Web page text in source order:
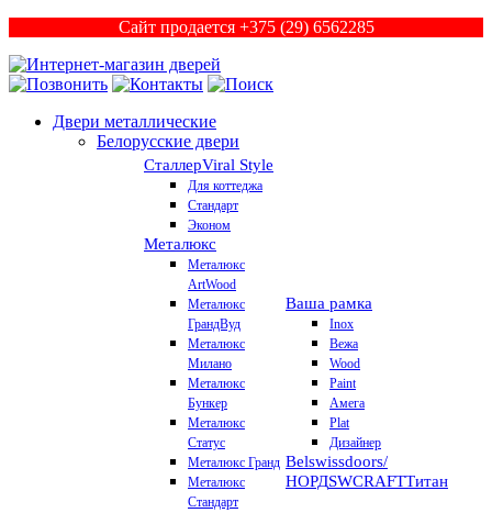
Сайт продается +375 (29) 6562285
Двери металлические
Белорусские двери
СталлерViral Style
Для коттеджа
Стандарт
Эконом
Металюкс
Металюкс
ArtWood
Металюкс
ГрандВуд
Металюкс
Милано
Металюкс
Бункер
Металюкс
Статус
Металюкс Гранд
Металюкс
Стандарт
Ваша рамка
Inox
Вежа
Wood
Paint
Амега
Plat
Дизайнер
Belswissdoors/
НОРДSWCRAFTТитан